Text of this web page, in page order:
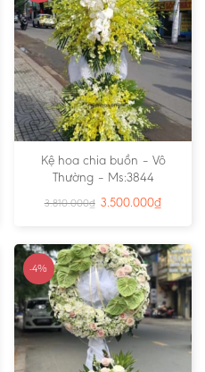
Kệ hoa chia buồn – Vô
Thường – Ms:3844
3.810.000₫ 3.500.000₫
-4%